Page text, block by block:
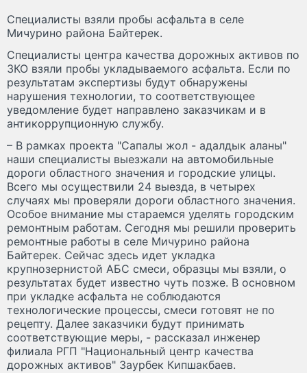
Специалисты взяли пробы асфальта в селе
Мичурино района Байтерек.
Специалисты центра качества дорожных активов по
ЗКО взяли пробы укладываемого асфальта. Если по
результатам экспертизы будут обнаружены
нарушения технологии, то соответствующее
уведомление будет направлено заказчикам и в
антикоррупционную службу.
– В рамках проекта "Сапалы жол - адалдык аланы"
наши специалисты выезжали на автомобильные
дороги областного значения и городские улицы.
Всего мы осуществили 24 выезда, в четырех
случаях мы проверяли дороги областного значения.
Особое внимание мы стараемся уделять городским
ремонтным работам. Сегодня мы решили проверить
ремонтные работы в селе Мичурино района
Байтерек. Сейчас здесь идет укладка
крупнозернистой АБС смеси, образцы мы взяли, о
результатах будет известно чуть позже. В основном
при укладке асфальта не соблюдаются
технологические процессы, смеси готовят не по
рецепту. Далее заказчики будут принимать
соответствующие меры, - рассказал инженер
филиала РГП "Национальный центр качества
дорожных активов" Заурбек Кипшакбаев.